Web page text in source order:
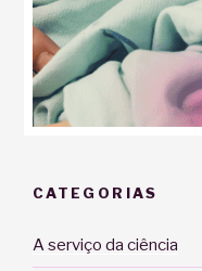
CATEGORIAS
A serviço da ciência